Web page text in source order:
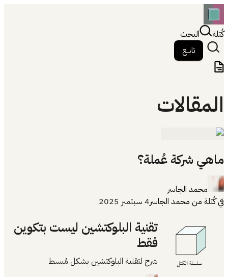
كُتلة
البحث
تابــع
المقالات
ماهي شركة عُملة؟
محمد الجاسر
فيكُتلة من محمد الجاسر4 سبتمبر 2025
تقنية البلوكتشين ليست بتكوين
فقط
شرح لتقنية البلوكتشين بشكل مُبسط